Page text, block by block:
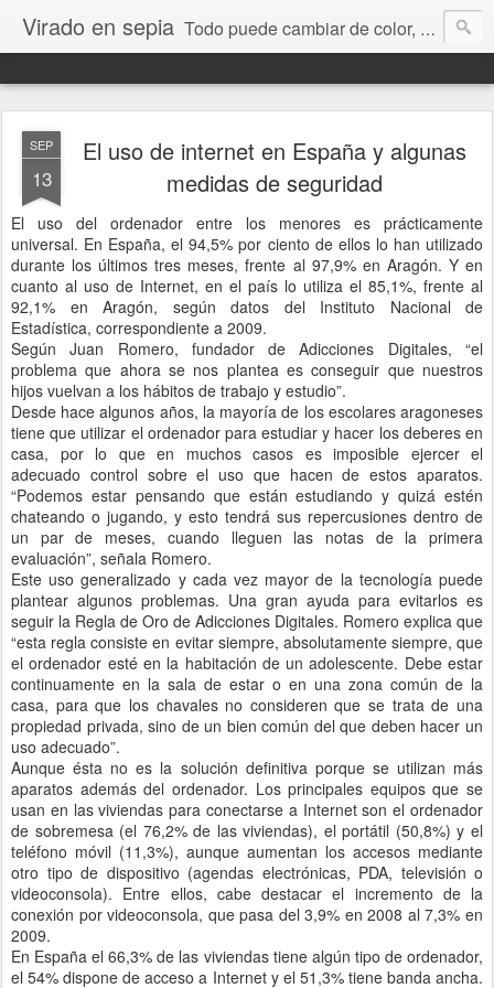
Virado en sepia Todo puede cambiar de color, depende de nosotros y de nuestra capacidad para aprender a mirar. Hablamos de sociedad, economía, empresa, política, RRHH, formación. De Historia reciente, de educación y de temas sociales.
SEP
13
El uso de internet en España y algunas
medidas de seguridad
El uso del ordenador entre los menores es prácticamente
universal. En España, el 94,5% por ciento de ellos lo han utilizado
durante los últimos tres meses, frente al 97,9% en Aragón. Y en
cuanto al uso de Internet, en el país lo utiliza el 85,1%, frente al
92,1% en Aragón, según datos del Instituto Nacional de
Estadística, correspondiente a 2009.
Según Juan Romero, fundador de Adicciones Digitales, “el
problema que ahora se nos plantea es conseguir que nuestros
hijos vuelvan a los hábitos de trabajo y estudio”.
Desde hace algunos años, la mayoría de los escolares aragoneses
tiene que utilizar el ordenador para estudiar y hacer los deberes en
casa, por lo que en muchos casos es imposible ejercer el
adecuado control sobre el uso que hacen de estos aparatos.
“Podemos estar pensando que están estudiando y quizá estén
chateando o jugando, y esto tendrá sus repercusiones dentro de
un par de meses, cuando lleguen las notas de la primera
evaluación”, señala Romero.
Este uso generalizado y cada vez mayor de la tecnología puede
plantear algunos problemas. Una gran ayuda para evitarlos es
seguir la Regla de Oro de Adicciones Digitales. Romero explica que
“esta regla consiste en evitar siempre, absolutamente siempre, que
el ordenador esté en la habitación de un adolescente. Debe estar
continuamente en la sala de estar o en una zona común de la
casa, para que los chavales no consideren que se trata de una
propiedad privada, sino de un bien común del que deben hacer un
uso adecuado”.
Aunque ésta no es la solución definitiva porque se utilizan más
aparatos además del ordenador. Los principales equipos que se
usan en las viviendas para conectarse a Internet son el ordenador
de sobremesa (el 76,2% de las viviendas), el portátil (50,8%) y el
teléfono móvil (11,3%), aunque aumentan los accesos mediante
otro tipo de dispositivo (agendas electrónicas, PDA, televisión o
videoconsola). Entre ellos, cabe destacar el incremento de la
conexión por videoconsola, que pasa del 3,9% en 2008 al 7,3% en
2009.
En España el 66,3% de las viviendas tiene algún tipo de ordenador,
el 54% dispone de acceso a Internet y el 51,3% tiene banda ancha.